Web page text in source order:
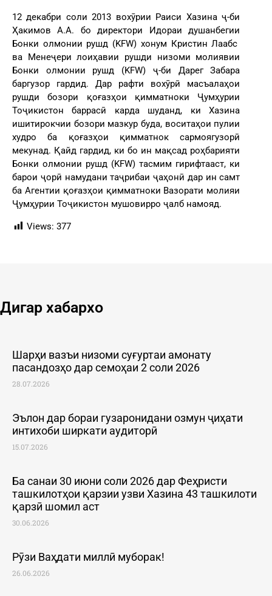
12 декабри соли 2013 вохӯрии Раиси Хазина ҷ-би
Ҳакимов А.А. бо директори Идораи душанбегии
Бонки олмонии рушд (KFW) хонум Кристин Лаабс
ва Менеҷери лоиҳавии рушди низоми молиявии
Бонки олмонии рушд (KFW) ҷ-би Дарег Забара
баргузор гардид. Дар рафти вохӯрӣ масъалаҳои
рушди бозори қоғазҳои қимматноки Ҷумҳурии
Тоҷикистон баррасӣ карда шуданд, ки Хазина
ишитирокчии бозори мазкур буда, воситаҳои пулии
худро ба қоғазҳои қимматнок сармоягузорӣ
мекунад. Қайд гардид, ки бо ин мақсад роҳбарияти
Бонки олмонии рушд (KFW) тасмим гирифтааст, ки
барои ҷорӣ намудани таҷрибаи ҷаҳонӣ дар ин самт
ба Агентии қоғазҳои қимматноки Вазорати молияи
Ҷумҳурии Тоҷикистон мушовирро ҷалб намояд.
Views: 377
Дигар хабархо
Шарҳи вазъи низоми суғуртаи амонату
пасандозҳо дар семоҳаи 2 соли 2026
28.07.2026
Эълон дар бораи гузаронидани озмун ҷиҳати
интихоби ширкати аудиторӣ
15.07.2026
Ба санаи 30 июни соли 2026 дар Феҳристи
ташкилотҳои қарзии узви Хазина 43 ташкилоти
қарзӣ шомил аст
30.06.2026
Рӯзи Ваҳдати миллӣ муборак!
26.06.2026